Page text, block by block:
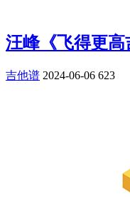
汪峰《飞得更
吉他谱 2024-06-06 623